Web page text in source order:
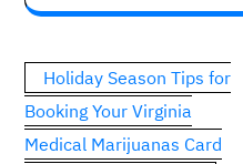
Post
navigation
Holiday Season Tips for
Booking Your Virginia
Medical Marijuanas Card